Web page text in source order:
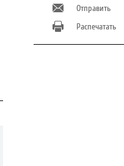
Отправить
Распечатать